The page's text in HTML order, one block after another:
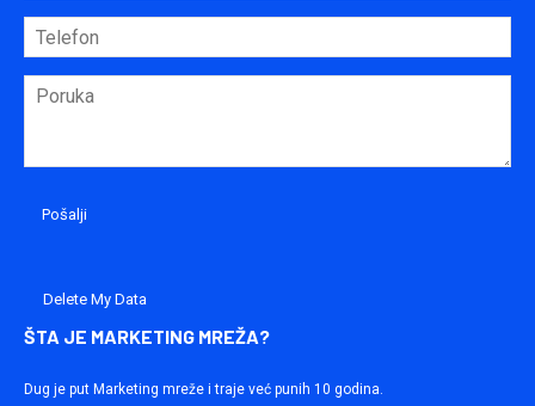
Delete My Data
ŠTA JE MARKETING MREŽA?
Dug je put Marketing mreže i traje već punih 10 godina.